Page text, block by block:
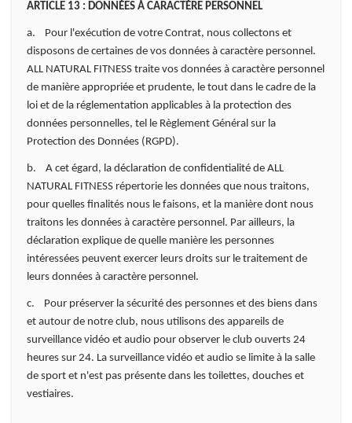
ARTICLE 13 : DONNÉES À CARACTÈRE PERSONNEL
a. Pour l'exécution de votre Contrat, nous collectons et
disposons de certaines de vos données à caractère personnel.
ALL NATURAL FITNESS traite vos données à caractère personnel
de manière appropriée et prudente, le tout dans le cadre de la
loi et de la réglementation applicables à la protection des
données personnelles, tel le Règlement Général sur la
Protection des Données (RGPD).
b. A cet égard, la déclaration de confidentialité de ALL
NATURAL FITNESS répertorie les données que nous traitons,
pour quelles finalités nous le faisons, et la manière dont nous
traitons les données à caractère personnel. Par ailleurs, la
déclaration explique de quelle manière les personnes
intéressées peuvent exercer leurs droits sur le traitement de
leurs données à caractère personnel.
c. Pour préserver la sécurité des personnes et des biens dans
et autour de notre club, nous utilisons des appareils de
surveillance vidéo et audio pour observer le club ouverts 24
heures sur 24. La surveillance vidéo et audio se limite à la salle
de sport et n'est pas présente dans les toilettes, douches et
vestiaires.